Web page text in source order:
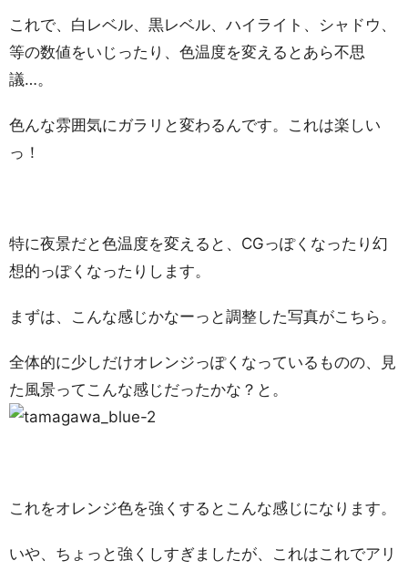
これで、白レベル、黒レベル、ハイライト、シャドウ、
等の数値をいじったり、色温度を変えるとあら不思
議…。
色んな雰囲気にガラリと変わるんです。これは楽しい
っ！
特に夜景だと色温度を変えると、CGっぽくなったり幻
想的っぽくなったりします。
まずは、こんな感じかなーっと調整した写真がこちら。
全体的に少しだけオレンジっぽくなっているものの、見
た風景ってこんな感じだったかな？と。
これをオレンジ色を強くするとこんな感じになります。
いや、ちょっと強くしすぎましたが、これはこれでアリ